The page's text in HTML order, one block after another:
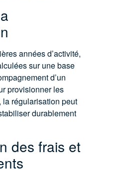
années d’activité,
sur une base
d’un
provisionner les
régularisation peut
durablement
des frais et